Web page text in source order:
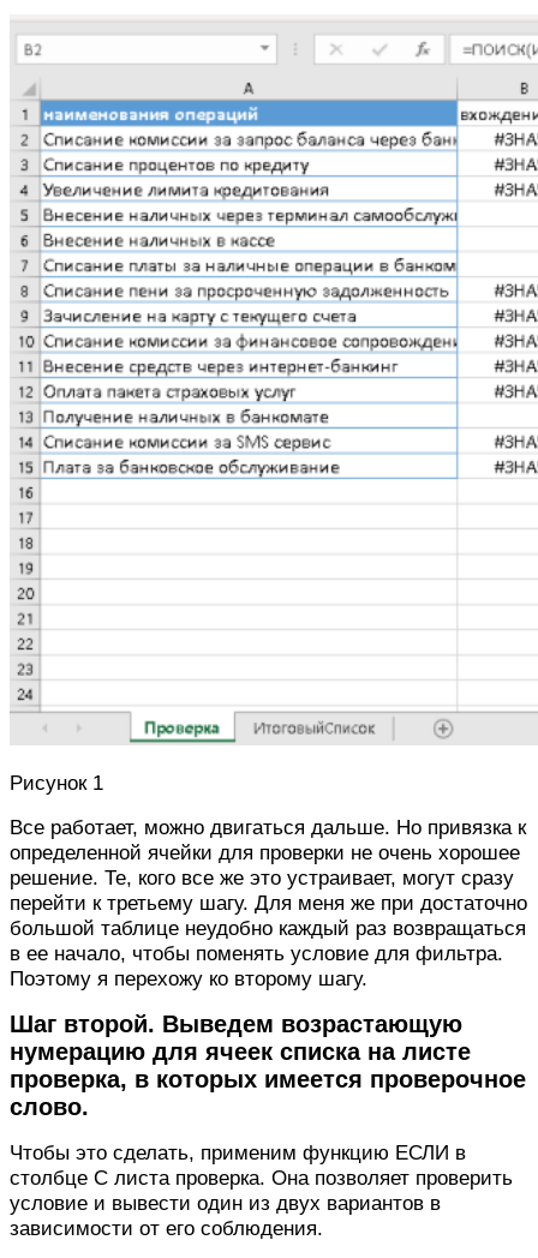
Рисунок 1
Все работает, можно двигаться дальше. Но привязка к
определенной ячейки для проверки не очень хорошее
решение. Те, кого все же это устраивает, могут сразу
перейти к третьему шагу. Для меня же при достаточно
большой таблице неудобно каждый раз возвращаться
в ее начало, чтобы поменять условие для фильтра.
Поэтому я перехожу ко второму шагу.
Шаг второй. Выведем возрастающую
нумерацию для ячеек списка на листе
проверка, в которых имеется проверочное
слово.
Чтобы это сделать, применим функцию ЕСЛИ в
столбце С листа проверка. Она позволяет проверить
условие и вывести один из двух вариантов в
зависимости от его соблюдения.